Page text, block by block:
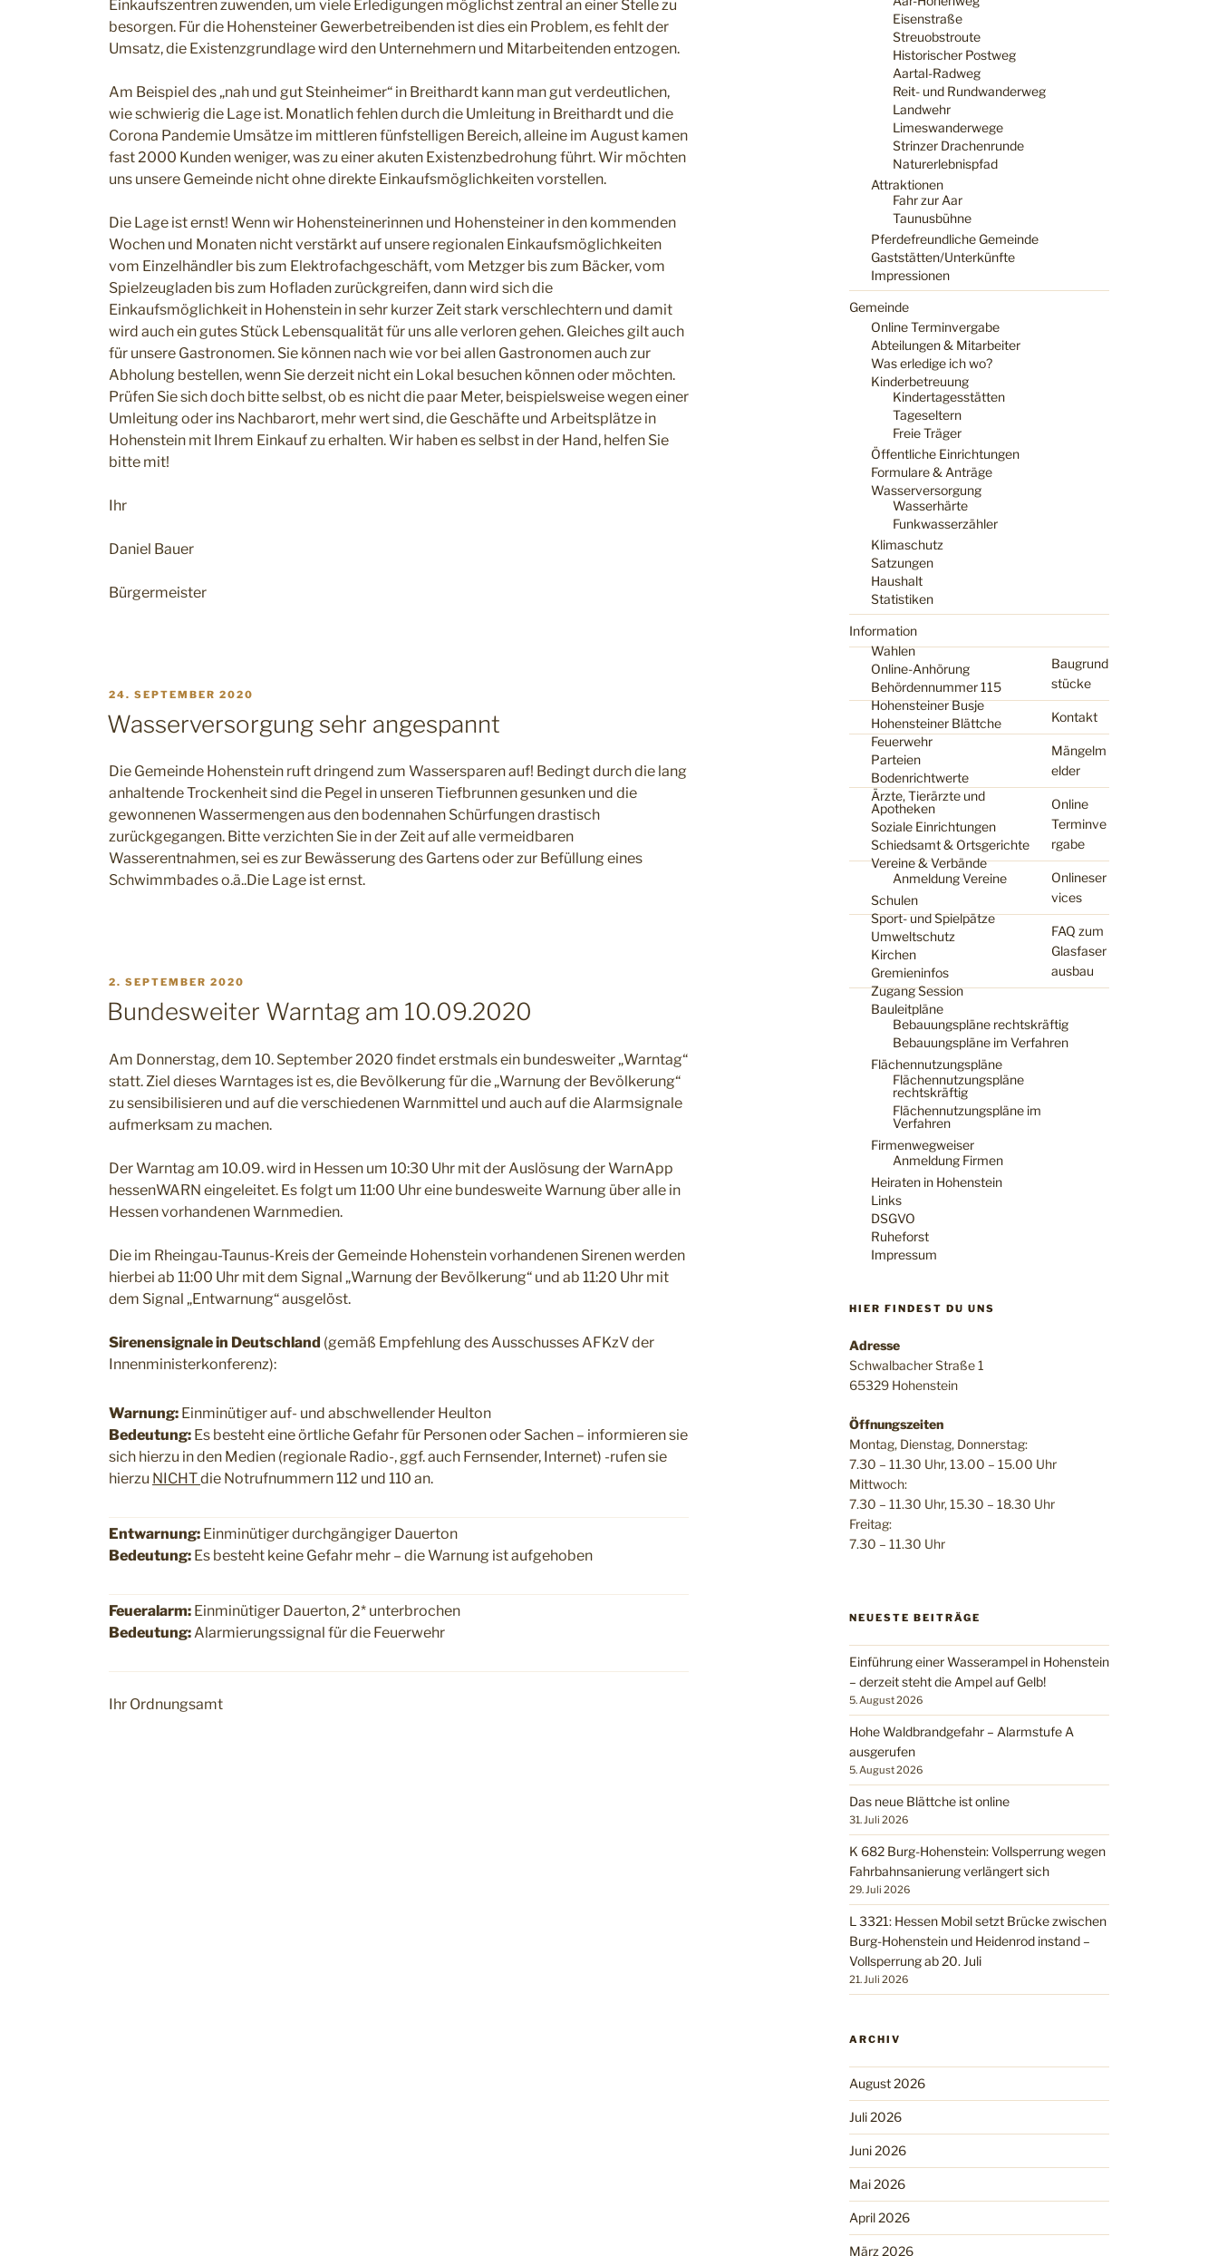
Einkaufszentren zuwenden, um viele Erledigungen möglichst zentral an einer Stelle zu
besorgen. Für die Hohensteiner Gewerbetreibenden ist dies ein Problem, es fehlt der
Umsatz, die Existenzgrundlage wird den Unternehmern und Mitarbeitenden entzogen.
Am Beispiel des „nah und gut Steinheimer“ in Breithardt kann man gut verdeutlichen,
wie schwierig die Lage ist. Monatlich fehlen durch die Umleitung in Breithardt und die
Corona Pandemie Umsätze im mittleren fünfstelligen Bereich, alleine im August kamen
fast 2000 Kunden weniger, was zu einer akuten Existenzbedrohung führt. Wir möchten
uns unsere Gemeinde nicht ohne direkte Einkaufsmöglichkeiten vorstellen.
Die Lage ist ernst! Wenn wir Hohensteinerinnen und Hohensteiner in den kommenden
Wochen und Monaten nicht verstärkt auf unsere regionalen Einkaufsmöglichkeiten
vom Einzelhändler bis zum Elektrofachgeschäft, vom Metzger bis zum Bäcker, vom
Spielzeugladen bis zum Hofladen zurückgreifen, dann wird sich die
Einkaufsmöglichkeit in Hohenstein in sehr kurzer Zeit stark verschlechtern und damit
wird auch ein gutes Stück Lebensqualität für uns alle verloren gehen. Gleiches gilt auch
für unsere Gastronomen. Sie können nach wie vor bei allen Gastronomen auch zur
Abholung bestellen, wenn Sie derzeit nicht ein Lokal besuchen können oder möchten.
Prüfen Sie sich doch bitte selbst, ob es nicht die paar Meter, beispielsweise wegen einer
Umleitung oder ins Nachbarort, mehr wert sind, die Geschäfte und Arbeitsplätze in
Hohenstein mit Ihrem Einkauf zu erhalten. Wir haben es selbst in der Hand, helfen Sie
bitte mit!
Ihr
Daniel Bauer
Bürgermeister
VERÖFFENTLICHT
AM
24. SEPTEMBER 2020
Wasserversorgung sehr angespannt
Die Gemeinde Hohenstein ruft dringend zum Wassersparen auf! Bedingt durch die lang
anhaltende Trockenheit sind die Pegel in unseren Tiefbrunnen gesunken und die
gewonnenen Wassermengen aus den bodennahen Schürfungen drastisch
zurückgegangen. Bitte verzichten Sie in der Zeit auf alle vermeidbaren
Wasserentnahmen, sei es zur Bewässerung des Gartens oder zur Befüllung eines
Schwimmbades o.ä..Die Lage ist ernst.
VERÖFFENTLICHT
AM
2. SEPTEMBER 2020
Bundesweiter Warntag am 10.09.2020
Am Donnerstag, dem 10. September 2020 findet erstmals ein bundesweiter „Warntag“
statt. Ziel dieses Warntages ist es, die Bevölkerung für die „Warnung der Bevölkerung“
zu sensibilisieren und auf die verschiedenen Warnmittel und auch auf die Alarmsignale
aufmerksam zu machen.
Der Warntag am 10.09. wird in Hessen um 10:30 Uhr mit der Auslösung der WarnApp
hessenWARN eingeleitet. Es folgt um 11:00 Uhr eine bundesweite Warnung über alle in
Hessen vorhandenen Warnmedien.
Die im Rheingau-Taunus-Kreis der Gemeinde Hohenstein vorhandenen Sirenen werden
hierbei ab 11:00 Uhr mit dem Signal „Warnung der Bevölkerung“ und ab 11:20 Uhr mit
dem Signal „Entwarnung“ ausgelöst.
Sirenensignale in Deutschland (gemäß Empfehlung des Ausschusses AFKzV der
Innenministerkonferenz):
Warnung: Einminütiger auf- und abschwellender Heulton
Bedeutung: Es besteht eine örtliche Gefahr für Personen oder Sachen – informieren sie
sich hierzu in den Medien (regionale Radio-, ggf. auch Fernsender, Internet) -rufen sie
hierzu NICHTdie Notrufnummern 112 und 110 an.
Entwarnung: Einminütiger durchgängiger Dauerton
Bedeutung: Es besteht keine Gefahr mehr – die Warnung ist aufgehoben
Feueralarm: Einminütiger Dauerton, 2* unterbrochen
Bedeutung: Alarmierungssignal für die Feuerwehr
Ihr Ordnungsamt
Eisenstraße
Streuobstroute
Historischer Postweg
Aartal-Radweg
Reit- und Rundwanderweg
Landwehr
Limeswanderwege
Strinzer Drachenrunde
Naturerlebnispfad
Attraktionen
Fahr zur Aar
Taunusbühne
Pferdefreundliche Gemeinde
Gaststätten/Unterkünfte
Impressionen
Gemeinde
Online Terminvergabe
Abteilungen & Mitarbeiter
Was erledige ich wo?
Kinderbetreuung
Kindertagesstätten
Tageseltern
Freie Träger
Öffentliche Einrichtungen
Formulare & Anträge
Wasserversorgung
Wasserhärte
Funkwasserzähler
Klimaschutz
Satzungen
Haushalt
Statistiken
Information
Wahlen
Online-Anhörung
Behördennummer 115
Hohensteiner Busje
Hohensteiner Blättche
Feuerwehr
Parteien
Bodenrichtwerte
Ärzte, Tierärzte und
Apotheken
Soziale Einrichtungen
Schiedsamt & Ortsgerichte
Vereine & Verbände
Anmeldung Vereine
Schulen
Sport- und Spielpätze
Umweltschutz
Kirchen
Gremieninfos
Zugang Session
Bauleitpläne
Bebauungspläne rechtskräftig
Bebauungspläne im Verfahren
Flächennutzungspläne
Flächennutzungspläne
rechtskräftig
Flächennutzungspläne im
Verfahren
Firmenwegweiser
Anmeldung Firmen
Heiraten in Hohenstein
Links
DSGVO
Ruheforst
Impressum
Baugrund
stücke
Kontakt
Mängelm
elder
Online
Terminve
rgabe
Onlineser
vices
FAQ zum
Glasfaser
ausbau
HIER FINDEST DU UNS
Adresse
Schwalbacher Straße 1
65329 Hohenstein
Öffnungszeiten
Montag, Dienstag, Donnerstag:
7.30 – 11.30 Uhr, 13.00 – 15.00 Uhr
Mittwoch:
7.30 – 11.30 Uhr, 15.30 – 18.30 Uhr
Freitag:
7.30 – 11.30 Uhr
NEUESTE BEITRÄGE
Einführung einer Wasserampel in Hohenstein
– derzeit steht die Ampel auf Gelb!
5. August 2026
Hohe Waldbrandgefahr – Alarmstufe A
ausgerufen
5. August 2026
Das neue Blättche ist online
31. Juli 2026
K 682 Burg-Hohenstein: Vollsperrung wegen
Fahrbahnsanierung verlängert sich
29. Juli 2026
L 3321: Hessen Mobil setzt Brücke zwischen
Burg-Hohenstein und Heidenrod instand –
Vollsperrung ab 20. Juli
21. Juli 2026
ARCHIV
August 2026
Juli 2026
Juni 2026
Mai 2026
April 2026
März 2026